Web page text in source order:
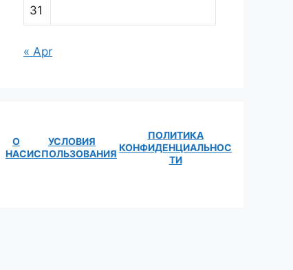
31
« Apr
О
НАС
УСЛОВИЯ
ИСПОЛЬЗОВАНИЯ
ПОЛИТИКА
КОНФИДЕНЦИАЛЬНОС
ТИ